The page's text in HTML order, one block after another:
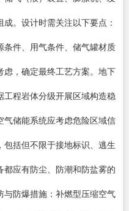
。设计时需关注以下要点：
件、用气条件、储气罐材质
，确定最终工艺方案。地下
程岩体分级开展区域构造稳
储能系统应考虑危险区域信
括但不限于接地标识、逃生
应有防尘、防潮和防盐雾的
防爆措施：补燃型压缩空气